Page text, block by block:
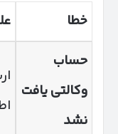
خطا
حساب
وکالتی یافت
نشد